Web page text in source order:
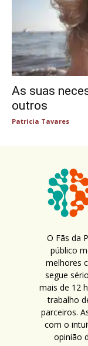
As suas
outros
Patricia Tavares
O Fãs da
público
melhores
segue
mais de 12
trabalho
parceiros.
com o
opinião